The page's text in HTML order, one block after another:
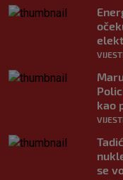
kao
se